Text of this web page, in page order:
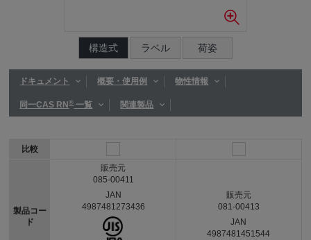
構造式 ラベル 荷姿
ドキュメント 概要・使用例 物性情報
同一CAS RN®一覧 関連製品
比較
製品コー
ド
販売元
085-00411
JAN
4987481273436
販売元
081-00413
JAN
4987481451544